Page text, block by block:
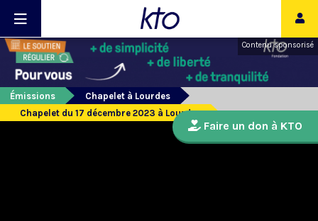
Contenu sponsorisé
Émissions
Chapelet à Lourdes
Chapelet du 17 décembre 2023 à Lourdes
Faire un don à KTO